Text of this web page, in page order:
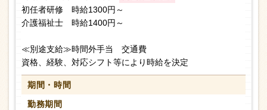
初任者研修 時給1300円～
介護福祉士 時給1400円～
≪別途支給≫時間外手当 交通費
資格、経験、対応シフト等により時給を決定
期間・時間
勤務期間